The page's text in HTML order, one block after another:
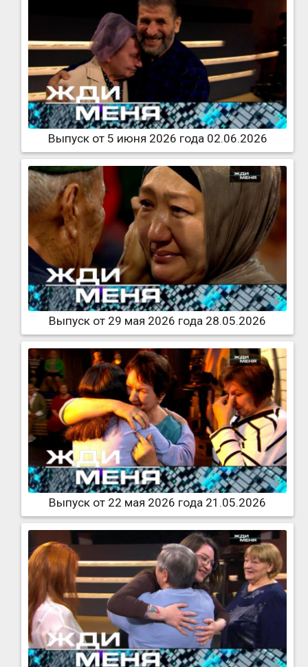
Выпуск от 5 июня 2026 года 02.06.2026
Выпуск от 29 мая 2026 года 28.05.2026
Выпуск от 22 мая 2026 года 21.05.2026